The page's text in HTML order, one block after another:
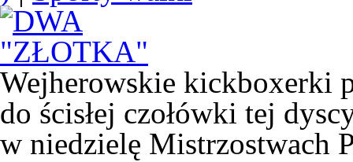
Wejherowskie kickboxerki
do ścisłej czołówki tej
w niedzielę Mistrzostwach